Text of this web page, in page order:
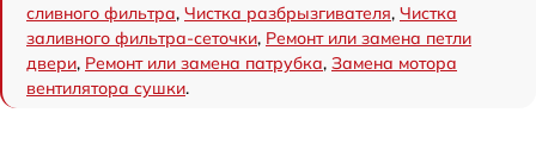
сливного фильтра, Чистка разбрызгивателя, Чистка
заливного фильтра-сеточки, Ремонт или замена петли
двери, Ремонт или замена патрубка, Замена мотора
вентилятора сушки.